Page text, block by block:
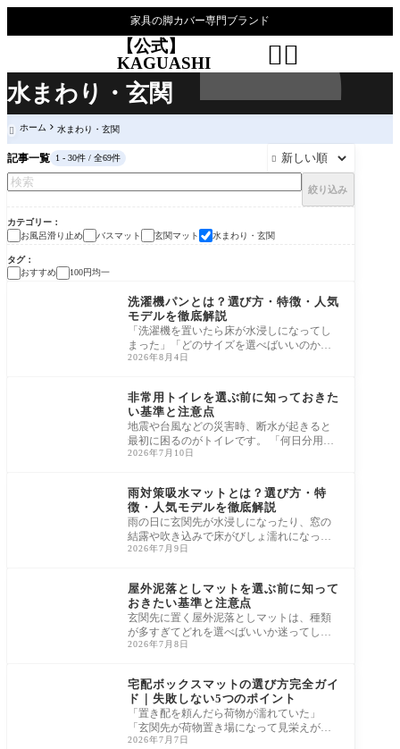
水まわり・玄関
家具の脚カバー専門ブランド
【公式】
KAGUASHI

 ホーム 水まわり・玄関
記事一覧 1 - 30件 / 全69件 
絞り込み
カテゴリー
お風呂滑り止め
バスマット 玄関マット 水まわり・玄関
タグ
おすすめ
100円均一
水まわり・玄関
洗濯機パンとは？選び方・特徴・人気
モデルを徹底解説
「洗濯機を置いたら床が水浸しになってし
まった」「どのサイズを選べばいいのか分
からない」――洗濯機まわりのトラブルで
2026年8月4日
非常用トイレを選ぶ前に知っておきた
い基準と注意点
地震や台風などの災害時、断水が起きると
最初に困るのがトイレです。 「何日分用意
すればいいの？ 」「種類が多すぎてどれを
2026年7月10日
雨対策吸水マットとは？選び方・特
徴・人気モデルを徹底解説
雨の日に玄関先が水浸しになったり、窓の
結露や吹き込みで床がびしょ濡れになった
りと、梅雨や台風シーズンには水まわりの
2026年7月9日
屋外泥落としマットを選ぶ前に知って
おきたい基準と注意点
玄関先に置く屋外泥落としマットは、種類
が多すぎてどれを選べばいいか迷ってしま
う方も多いのではないでしょうか。 「すぐ
2026年7月8日
宅配ボックスマットの選び方完全ガイ
ド｜失敗しない5つのポイント
「置き配を頼んだら荷物が濡れていた」
「玄関先が荷物置き場になって見栄えが悪
い」という経験はありませんか。 宅配ボッ
2026年7月7日